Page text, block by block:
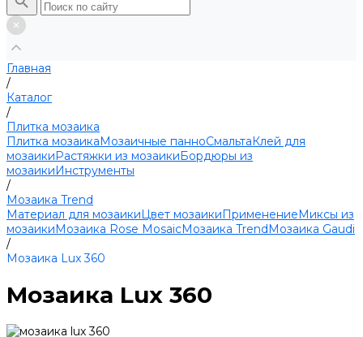
Главная
/
Каталог
/
Плитка мозаика
Плитка мозаикаМозаичные панноСмальтаКлей для
мозаикиРастяжки из мозаикиБордюры из
мозаикиИнструменты
/
Мозаика Trend
Материал для мозаикиЦвет мозаикиПрименениеМиксы из
мозаикиМозаика Rose MosaicМозаика TrendМозаика Gaudi
/
Мозаика Lux 360
Мозаика Lux 360